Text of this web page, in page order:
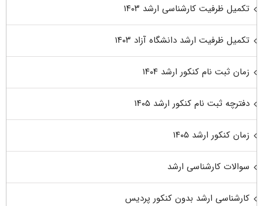
تکمیل ظرفیت کارشناسی ارشد ۱۴۰۳
تکمیل ظرفیت ارشد دانشگاه آزاد ۱۴۰۳
زمان ثبت نام کنکور ارشد ۱۴۰۴
دفترچه ثبت نام کنکور ارشد ۱۴۰۵
زمان کنکور ارشد ۱۴۰۵
سوالات کارشناسی ارشد
کارشناسی ارشد بدون کنکور پردیس